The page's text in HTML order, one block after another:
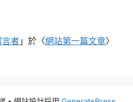
者 」於〈網站第一篇文章〉